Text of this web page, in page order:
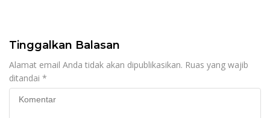
Tinggalkan Balasan
Alamat email Anda tidak akan dipublikasikan. Ruas yang wajib
ditandai *